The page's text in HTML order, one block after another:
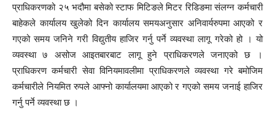
प्राधिकरणको २५ भदौमा बसेको स्टाफ मिटिङले मिटर रिडिङमा संलग्न कर्मचारी
बाहेकले कार्यालय खुलेको दिन कार्यालय समयअनुसार अनिवार्यरुपमा आएको र
गएको समय जनिने गरी विद्युतीय हाजिर गर्नु पर्ने व्यवस्था लागू गरेको हो । यो
व्यवस्था ७ असोज आइतबारबाट लागू हुने प्राधिकरणले जनाएको छ ।
प्राधिकरण कर्मचारी सेवा विनियमावलीमा प्राधिकरणले व्यवस्था गरे बमोजिम
कर्मचारीले नियमित रुपले आफ्नो कार्यालयमा आएको र गएको समय जनाई हाजिर
गर्नु पर्ने व्यवस्था छ ।